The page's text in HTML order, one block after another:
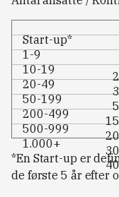
Start-up*
1-9
10-19
20-49
50-199
200-499
500-999
1.000+
*En Start-up er
de første 5 år efter